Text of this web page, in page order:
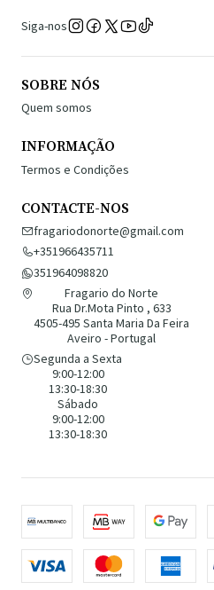
Siga-nos
SOBRE NÓS
Quem somos
INFORMAÇÃO
Termos e Condições
CONTACTE-NOS
fragariodonorte@gmail.com
+351966435711
351964098820
Fragario do Norte
Rua Dr.Mota Pinto , 633
4505-495 Santa Maria Da Feira
Aveiro - Portugal
Segunda a Sexta
9:00-12:00
13:30-18:30
Sábado
9:00-12:00
13:30-18:30